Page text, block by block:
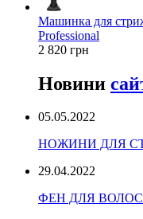
Машинка для
Professional
2 820 грн
Новини
05.05.2022
НОЖИНИ ДЛЯ
29.04.2022
ФЕН ДЛЯ